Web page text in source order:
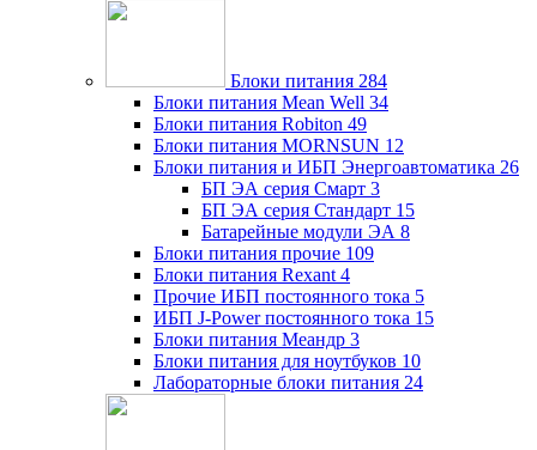
Блоки питания 284
Блоки питания Mean Well 34
Блоки питания Robiton 49
Блоки питания MORNSUN 12
Блоки питания и ИБП Энергоавтоматика 26
БП ЭА серия Смарт 3
БП ЭА серия Стандарт 15
Батарейные модули ЭА 8
Блоки питания прочие 109
Блоки питания Rexant 4
Прочие ИБП постоянного тока 5
ИБП J-Power постоянного тока 15
Блоки питания Меандр 3
Блоки питания для ноутбуков 10
Лабораторные блоки питания 24